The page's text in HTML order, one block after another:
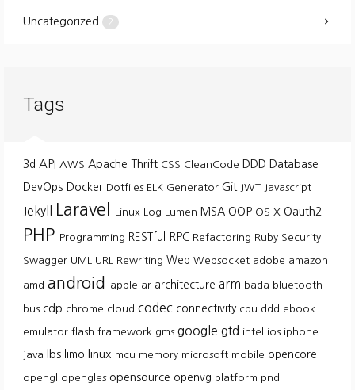
Uncategorized 2
Tags
3d API AWS Apache Thrift CSS CleanCode DDD Database
DevOps Docker Dotfiles ELK Generator Git JWT Javascript
Jekyll Laravel Linux Log Lumen MSA OOP OS X Oauth2
PHP Programming RESTful RPC Refactoring Ruby Security
Swagger UML URL Rewriting Web Websocket adobe amazon
amd android apple ar architecture arm bada bluetooth
bus cdp chrome cloud codec connectivity cpu ddd ebook
emulator flash framework gms google gtd intel ios iphone
java lbs limo linux mcu memory microsoft mobile opencore
opengl opengles opensource openvg platform pnd